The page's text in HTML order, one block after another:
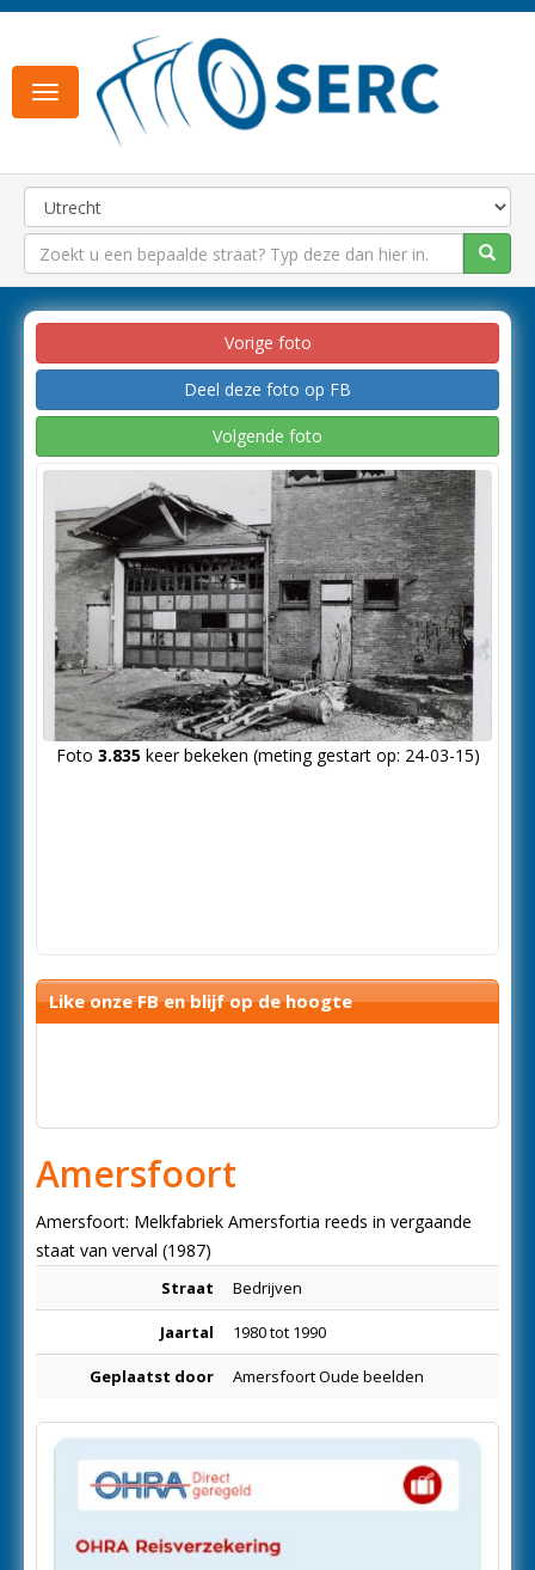
Toggle
navigation
Vorige foto
Deel deze foto op FB
Volgende foto
Foto 3.835keer bekeken (meting gestart op: 24-03-15)
Like onze FB en blijf op de hoogte
Amersfoort
Amersfoort: Melkfabriek Amersfortia reeds in vergaande
staat van verval (1987)
Straat Bedrijven
Jaartal 1980 tot 1990
Geplaatst door Amersfoort Oude beelden